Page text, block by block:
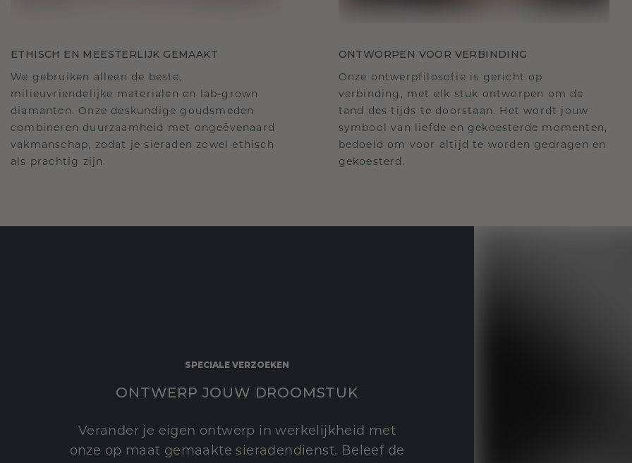
ETHISCH EN MEESTERLIJK GEMAAKT
We gebruiken alleen de beste,
milieuvriendelijke materialen en lab-grown
diamanten. Onze deskundige goudsmeden
combineren duurzaamheid met ongeëvenaard
vakmanschap, zodat je sieraden zowel ethisch
als prachtig zijn.
ONTWORPEN VOOR VERBINDING
Onze ontwerpfilosofie is gericht op
verbinding, met elk stuk ontworpen om de
tand des tijds te doorstaan. Het wordt jouw
symbool van liefde en gekoesterde momenten,
bedoeld om voor altijd te worden gedragen en
gekoesterd.
SPECIALE VERZOEKEN
ONTWERP JOUW DROOMSTUK
Verander je eigen ontwerp in werkelijkheid met
onze op maat gemaakte sieradendienst. Beleef de